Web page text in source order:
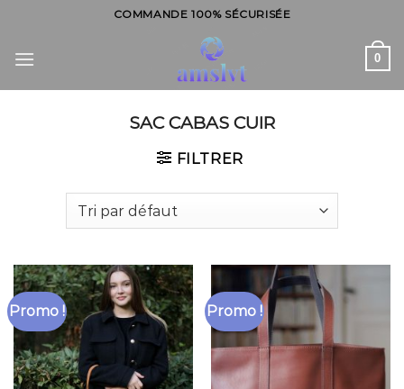
content
COMMANDE 100% SÉCURISÉE
0
SAC CABAS CUIR
FILTRER
Promo ! Promo !